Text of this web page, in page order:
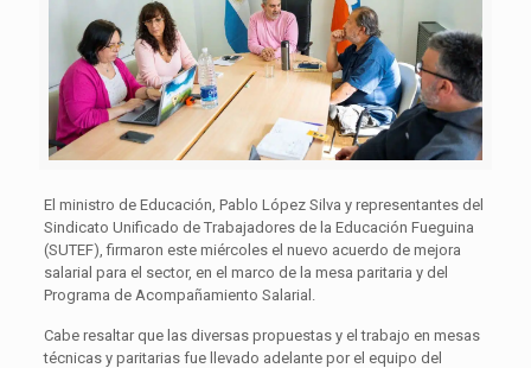
El ministro de Educación, Pablo López Silva y representantes del
Sindicato Unificado de Trabajadores de la Educación Fueguina
(SUTEF), firmaron este miércoles el nuevo acuerdo de mejora
salarial para el sector, en el marco de la mesa paritaria y del
Programa de Acompañamiento Salarial.
Cabe resaltar que las diversas propuestas y el trabajo en mesas
técnicas y paritarias fue llevado adelante por el equipo del